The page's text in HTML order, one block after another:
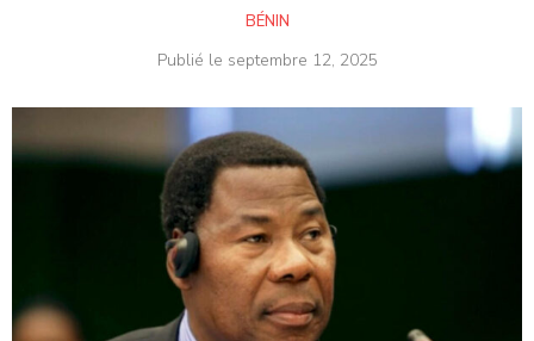
BÉNIN
Publié le septembre 12, 2025